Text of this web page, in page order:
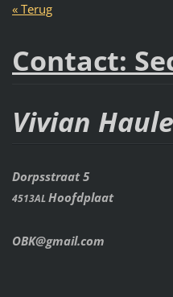
« Terug
Contact:
Vivian
Dorpsstraat 5
4513ALHoofdplaat
OBK@gmail.com